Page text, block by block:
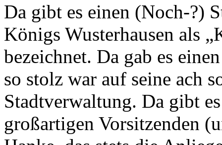
Da gibt es einen (Noch-?)
Königs Wusterhausen als
bezeichnet. Da gab es
so stolz war auf seine ach
Stadtverwaltung. Da gibt
großartigen Vorsitzenden